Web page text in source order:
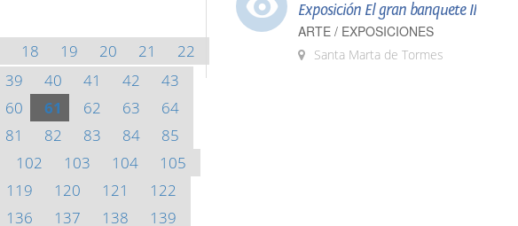
18 19 20 21
22
39 40 41 42
43
60 61 62 63
64
81 82 83 84
85
102 103 104
105
119 120 121
122
136 137 138
139
Exposición El gran banquete II
ARTE / EXPOSICIONES
Santa Marta de Tormes